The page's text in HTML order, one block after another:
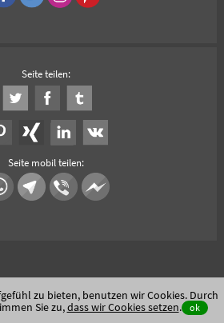
Seite teilen:
Seite mobil teilen:
zu bieten, benutzen wir Cookies. Durch
Sie zu,dass wir Cookies setzen. ok